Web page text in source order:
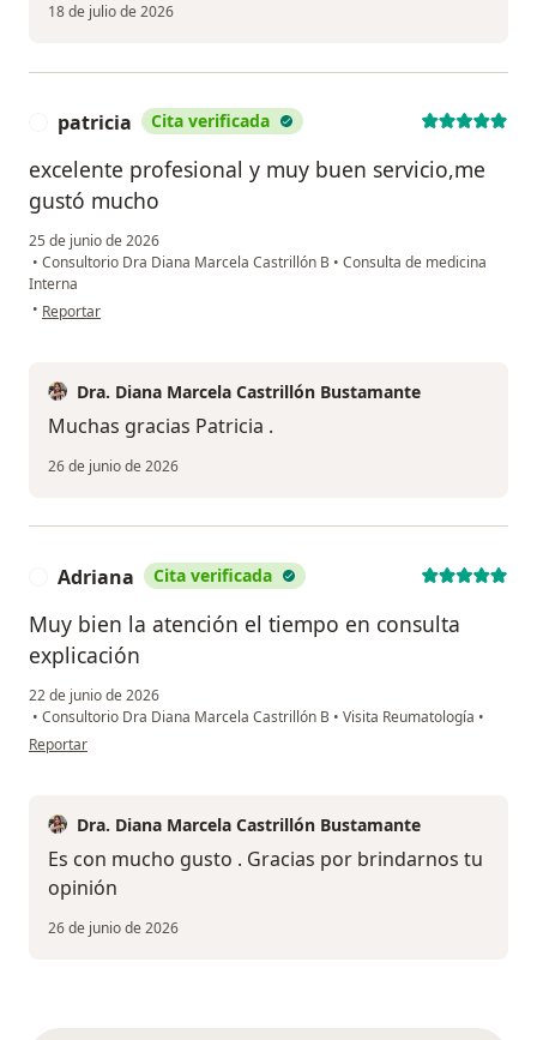
18 de julio de 2026
patricia Cita verificada
excelente profesional y muy buen servicio,me
gustó mucho
25 de junio de 2026
• Consultorio Dra Diana Marcela Castrillón B • Consulta de medicina
Interna
• en opinión del usuario patricia
Reportar
Dra. Diana Marcela Castrillón Bustamante
Muchas gracias Patricia .
26 de junio de 2026
Adriana Cita verificada
Muy bien la atención el tiempo en consulta
explicación
22 de junio de 2026
• Consultorio Dra Diana Marcela Castrillón B • Visita Reumatología •
en opinión del usuario Adriana
Reportar
Dra. Diana Marcela Castrillón Bustamante
Es con mucho gusto . Gracias por brindarnos tu
opinión
26 de junio de 2026